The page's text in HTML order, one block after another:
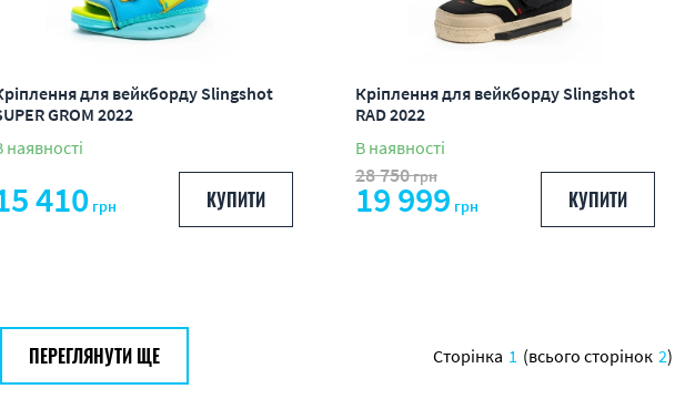
для вейкборду Slingshot
GROM 2022
наявності
410 грн КУПИТИ
Кріплення для вейкборду Slingshot
RAD 2022
В наявності
28 750грн
19 999 грн КУПИТИ
ПЕРЕГЛЯНУТИ ЩЕ Сторінка 1 (всього сторінок 2)